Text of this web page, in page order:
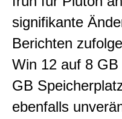
signifikante
Berichten
Win 12 auf 8
GB
ebenfalls